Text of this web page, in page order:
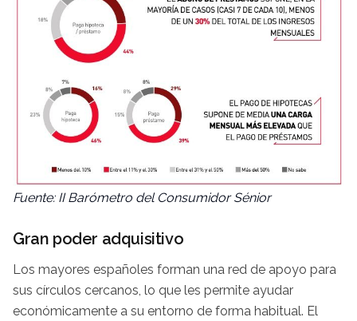
Fuente: II Barómetro del Consumidor Sénior
Gran poder adquisitivo
Los mayores españoles forman una red de apoyo para
sus círculos cercanos, lo que les permite ayudar
económicamente a su entorno de forma habitual. El